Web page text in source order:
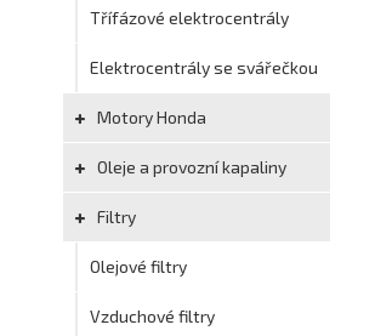
Třífázové elektrocentrály
Elektrocentrály se svářečkou
Motory Honda
Oleje a provozní kapaliny
Filtry
Olejové filtry
Vzduchové filtry